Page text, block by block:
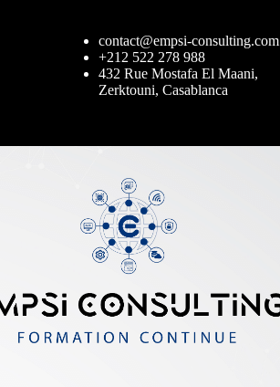
contact@empsi-consulting.com
+212 522 278 988
432 Rue Mostafa El Maani,
Zerktouni, Casablanca